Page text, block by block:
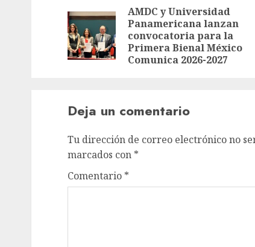
AMDC y Universidad
Panamericana lanzan
convocatoria para la
Primera Bienal México
Comunica 2026-2027
Deja un comentario
Tu dirección de correo electrónico no
marcados con *
Comentario *